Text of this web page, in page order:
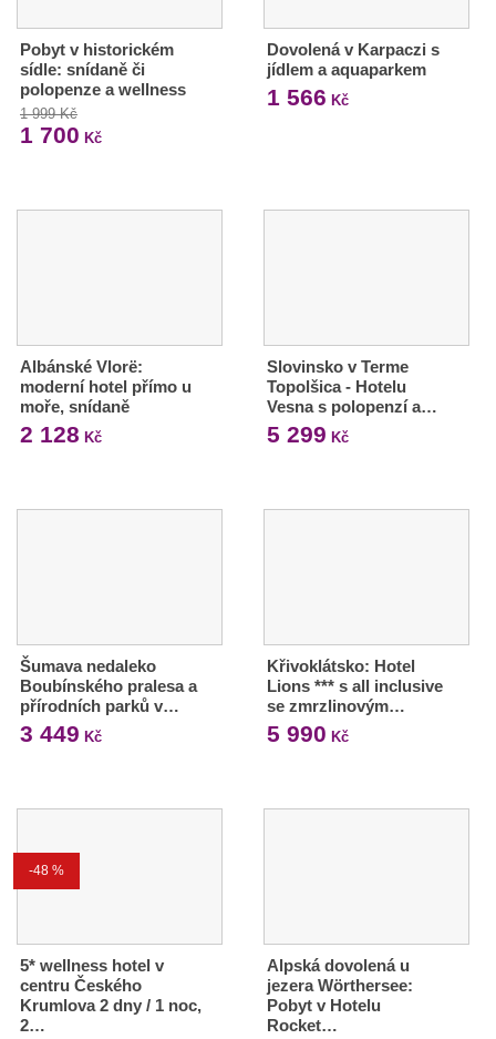
Pobyt v historickém
sídle: snídaně či
polopenze a wellness
1 999 Kč
1 700 Kč
Dovolená v Karpaczi s
jídlem a aquaparkem
1 566 Kč
Albánské Vlorë:
moderní hotel přímo u
moře, snídaně
2 128 Kč
Slovinsko v Terme
Topolšica - Hotelu
Vesna s polopenzí a…
5 299 Kč
Šumava nedaleko
Boubínského pralesa a
přírodních parků v…
3 449 Kč
Křivoklátsko: Hotel
Lions *** s all inclusive
se zmrzlinovým…
5 990 Kč
-48 %
5* wellness hotel v
centru Českého
Krumlova 2 dny / 1 noc,
2…
Alpská dovolená u
jezera Wörthersee:
Pobyt v Hotelu
Rocket…